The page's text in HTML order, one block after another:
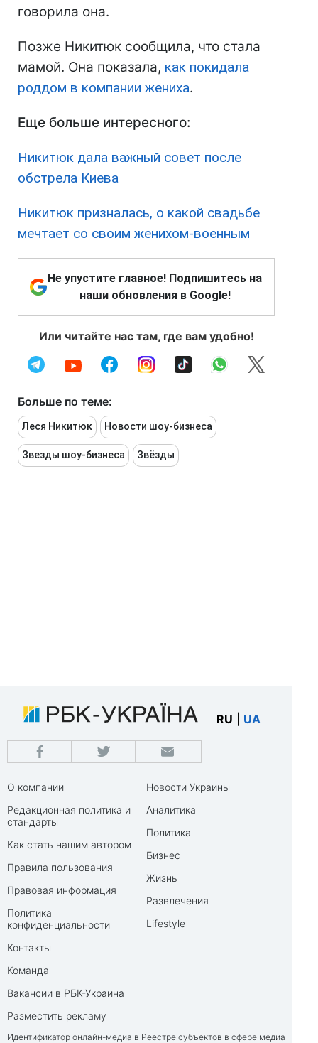
говорила она.
Позже Никитюк сообщила, что стала
мамой. Она показала, как покидала
роддом в компании жениха.
Еще больше интересного:
Никитюк дала важный совет после
обстрела Киева
Никитюк призналась, о какой свадьбе
мечтает со своим женихом-военным
Не упустите главное! Подпишитесь на
наши обновления в Google!
Или читайте нас там, где вам удобно!
Больше по теме:
Леся Никитюк Новости шоу-бизнеса
Звезды шоу-бизнеса Звёзды
RU UA
О компании
Редакционная политика и
стандарты
Как стать нашим автором
Правила пользования
Правовая информация
Политика
конфиденциальности
Контакты
Команда
Вакансии в РБК-Украина
Разместить рекламу
Новости Украины
Аналитика
Политика
Бизнес
Жизнь
Развлечения
Lifestyle
Идентификатор онлайн-медиа в Реестре субъектов в сфере медиа